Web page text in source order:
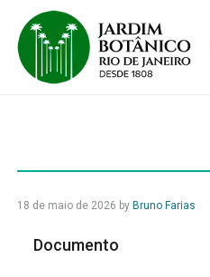
18 de maio de 2026 by Bruno Farias
Documento